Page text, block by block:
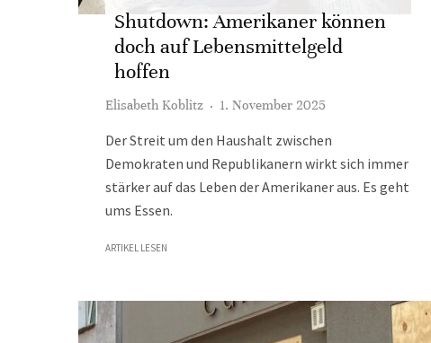
Shutdown: Amerikaner können
doch auf Lebensmittelgeld
hoffen
Elisabeth Koblitz · 1. November 2025
Der Streit um den Haushalt zwischen
Demokraten und Republikanern wirkt sich immer
stärker auf das Leben der Amerikaner aus. Es geht
ums Essen.
ARTIKEL LESEN